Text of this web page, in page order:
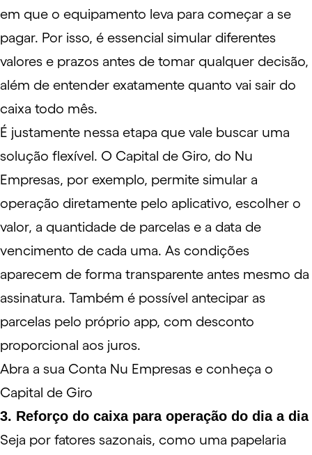
em que o equipamento leva para começar a se
pagar. Por isso, é essencial simular diferentes
valores e prazos antes de tomar qualquer decisão,
além de entender exatamente quanto vai sair do
caixa todo mês.
É justamente nessa etapa que vale buscar uma
solução flexível. O Capital de Giro, do Nu
Empresas, por exemplo, permite simular a
operação diretamente pelo aplicativo, escolher o
valor, a quantidade de parcelas e a data de
vencimento de cada uma. As condições
aparecem de forma transparente antes mesmo da
assinatura. Também é possível antecipar as
parcelas pelo próprio app, com desconto
proporcional aos juros.
Abra a sua Conta Nu Empresas e conheça o
Capital de Giro
3. Reforço do caixa para operação do dia a dia
Seja por fatores sazonais, como uma papelaria